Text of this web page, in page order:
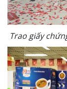
Trao giấy